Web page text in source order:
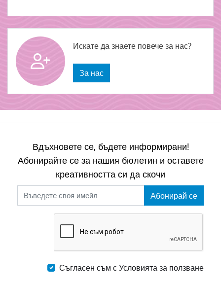
Искате да знаете повече за нас?
За нас
Вдъхновете се, бъдете информирани!
Абонирайте се за нашия бюлетин и оставете
креативността си да скочи
Абонирай се
Съгласен съм с Условията за ползване